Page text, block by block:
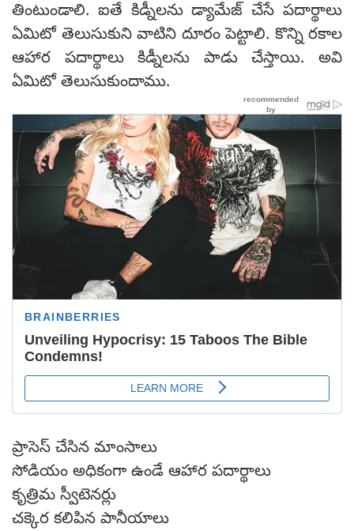
తింటుండాలి. ఐతే కిడ్నీలను డ్యామేజ్ చేసే పదార్థాలు
ఏమిటో తెలుసుకుని వాటిని దూరం పెట్టాలి. కొన్ని రకాల
ఆహార పదార్థాలు కిడ్నీలను పాడు చేస్తాయి. అవి
ఏమిటో తెలుసుకుందాము.
ప్రాసెస్ చేసిన మాంసాలు
సోడియం అధికంగా ఉండే ఆహార పదార్థాలు
కృత్రిమ స్వీటెనర్లు
చక్కెర కలిపిన పానీయాలు